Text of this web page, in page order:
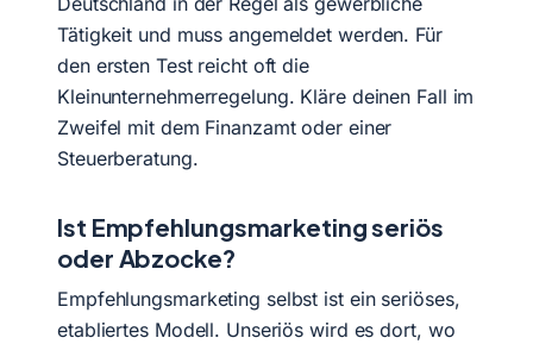
Tätigkeit und muss angemeldet werden. Für
den ersten Test reicht oft die
Kleinunternehmerregelung. Kläre deinen Fall im
Zweifel mit dem Finanzamt oder einer
Steuerberatung.
Ist Empfehlungsmarketing seriös
oder Abzocke?
Empfehlungsmarketing selbst ist ein seriöses,
etabliertes Modell. Unseriös wird es dort, wo